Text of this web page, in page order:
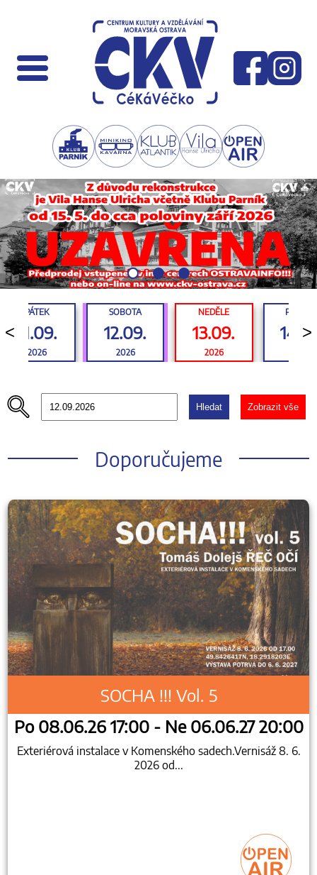
<
PÁTEK
11.09.
2026
SOBOTA
12.09.
2026
NEDĚLE
13.09.
2026
>
Hledat Zobrazit vše
Doporučujeme
SOCHA !!! Vol. 5
Po 08.06.26 17:00 - Ne 06.06.27 20:00
Exteriérová instalace v Komenského sadech.Vernisáž 8. 6.
2026 od...